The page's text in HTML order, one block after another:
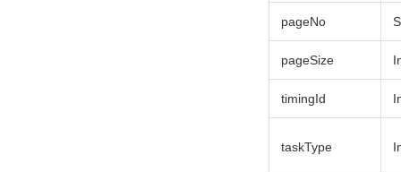
pageNo
pageSize
timingId
taskType